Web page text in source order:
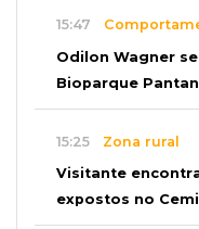
15:47
Odilon Wagner
Bioparque
15:25 Zona rural
Visitante
expostos no